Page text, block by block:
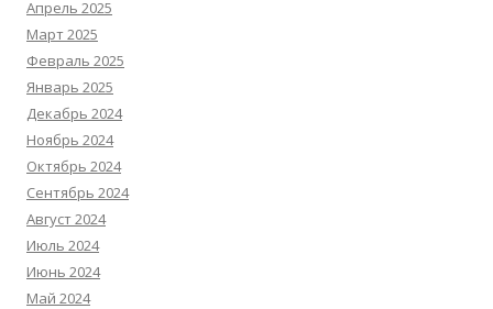
Апрель 2025
Март 2025
Февраль 2025
Январь 2025
Декабрь 2024
Ноябрь 2024
Октябрь 2024
Сентябрь 2024
Август 2024
Июль 2024
Июнь 2024
Май 2024